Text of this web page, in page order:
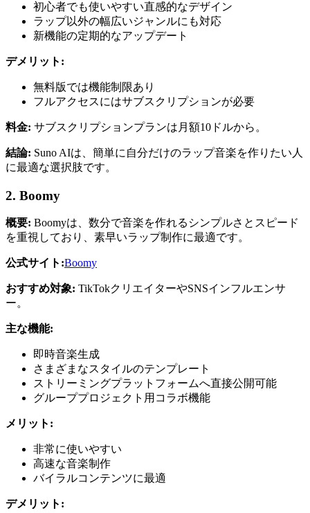
初心者でも使いやすい直感的なデザイン
ラップ以外の幅広いジャンルにも対応
新機能の定期的なアップデート
デメリット:
無料版では機能制限あり
フルアクセスにはサブスクリプションが必要
料金: サブスクリプションプランは月額10ドルから。
結論: Suno AIは、簡単に自分だけのラップ音楽を作りたい人
に最適な選択肢です。
2. Boomy
概要: Boomyは、数分で音楽を作れるシンプルさとスピード
を重視しており、素早いラップ制作に最適です。
公式サイト:Boomy
おすすめ対象: TikTokクリエイターやSNSインフルエンサ
ー。
主な機能:
即時音楽生成
さまざまなスタイルのテンプレート
ストリーミングプラットフォームへ直接公開可能
グループプロジェクト用コラボ機能
メリット:
非常に使いやすい
高速な音楽制作
バイラルコンテンツに最適
デメリット: